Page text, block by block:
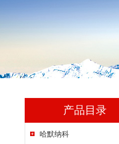
产品目录
哈默纳科